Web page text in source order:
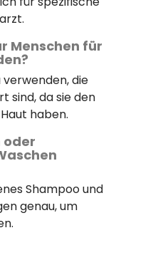
Menschen für
verwenden, die
sind, da sie den
haben.
oder
Shampoo und
genau, um